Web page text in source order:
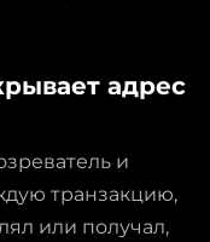
адрес
и
транзакцию,
или получал,